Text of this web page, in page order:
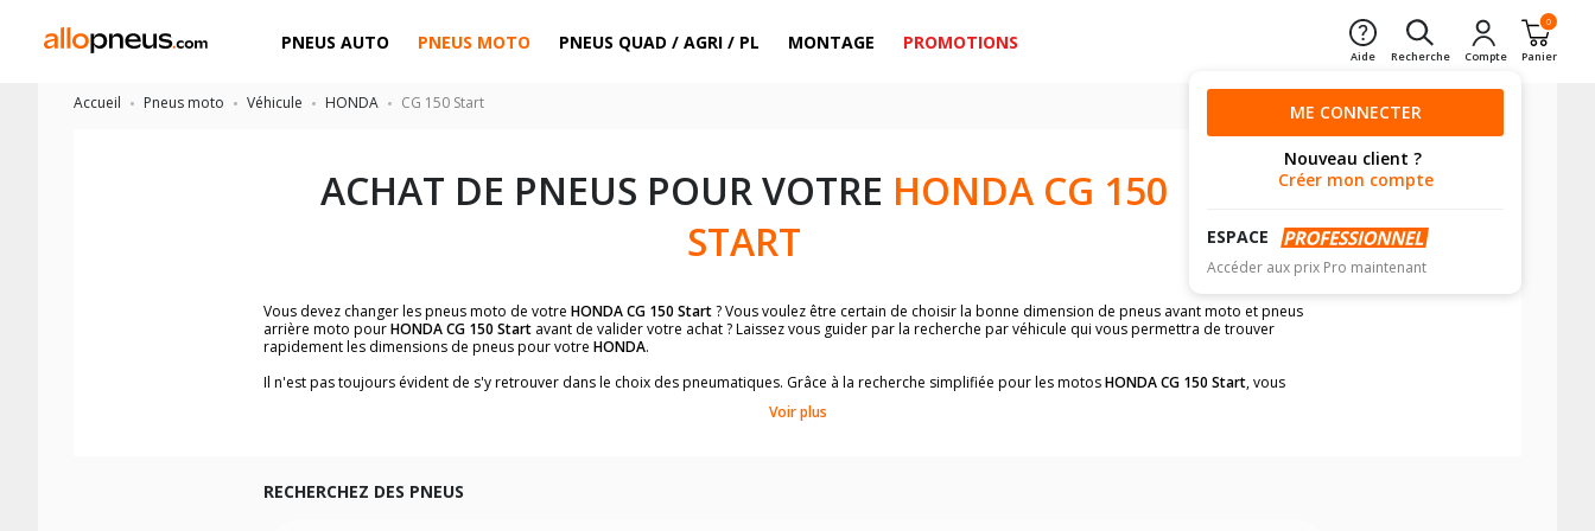
PNEUS AUTO PNEUS MOTO PNEUS QUAD / AGRI / PL MONTAGE PROMOTIONS
Aide Recherche Compte
0
Panier
ME CONNECTER
Nouveau client ?
Créer mon compte
ESPACE
Accéder aux prix Pro maintenant
Accueil Pneus moto Véhicule HONDA CG 150 Start
ACHAT DE PNEUS POUR VOTRE HONDA CG 150
START
Vous devez changer les pneus moto de votre HONDA CG 150 Start? Vous voulez être certain de choisir la bonne dimension de pneus avant moto et pneus
arrière moto pourHONDA CG 150 Start avant de valider votre achat ? Laissez vous guider par la recherche par véhicule qui vous permettra de trouver
rapidement les dimensions de pneus pour votre HONDA.
Il n'est pas toujours évident de s'y retrouver dans le choix des pneumatiques. Grâce à la recherche simplifiée pour les motosHONDA CG 150 Start, vous
Vous ne savez pas comment trouver les dimensions de vos pneus ? Ces informations sont indiquées sur le flanc des pneumatiques, dans le carnet de bord de
facilement.
Voir plus
RECHERCHEZ DES PNEUS